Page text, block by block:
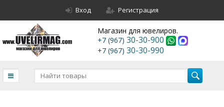
Вход Регистрация
Магазин для ювелиров.
+7 (967) 30-30-900
+7 (967) 30-30-990